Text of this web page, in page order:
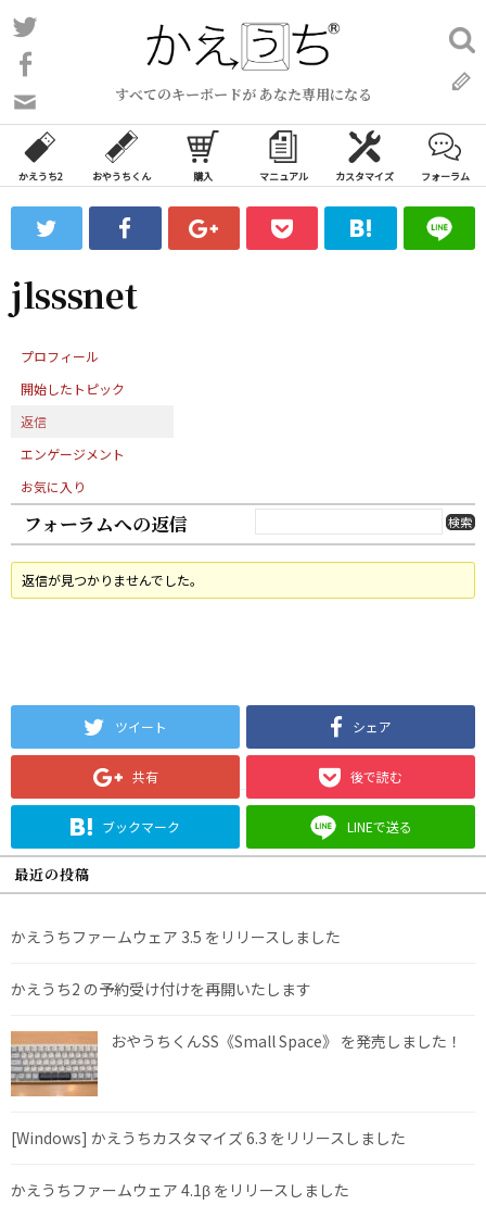
コ
ン
ン
ツ
ス
ッ
プ
すべてのキーボードが あなた専用になる
い
合
わ
フ
ォ
ム
検
索:
かえうち2 おやうちくん 購入 マニュアル カスタマイズ フォーラム
jlsssnet
プロフィール
開始したトピック
返信
エンゲージメント
お気に入り
フォーラムへの返信
返信が見つかりませんでした。
ツイート シェア
共有 後で読む
ブックマーク LINEで送る
最近の投稿
かえうちファームウェア 3.5 をリリースしました
かえうち2 の予約受け付けを再開いたします
おやうちくんSS《Small Space》 を発売しました！
[Windows] かえうちカスタマイズ 6.3 をリリースしました
かえうちファームウェア 4.1β をリリースしました